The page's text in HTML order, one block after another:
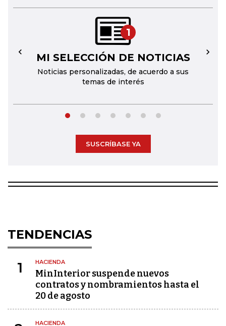
1
MI SELECCIÓN DE NOTICIAS
Noticias personalizadas, de acuerdo a sus
temas de interés
← →
SUSCRÍBASE YA
TENDENCIAS
1 HACIENDA
MinInterior suspende nuevos
contratos y nombramientos hasta el
20 de agosto
HACIENDA